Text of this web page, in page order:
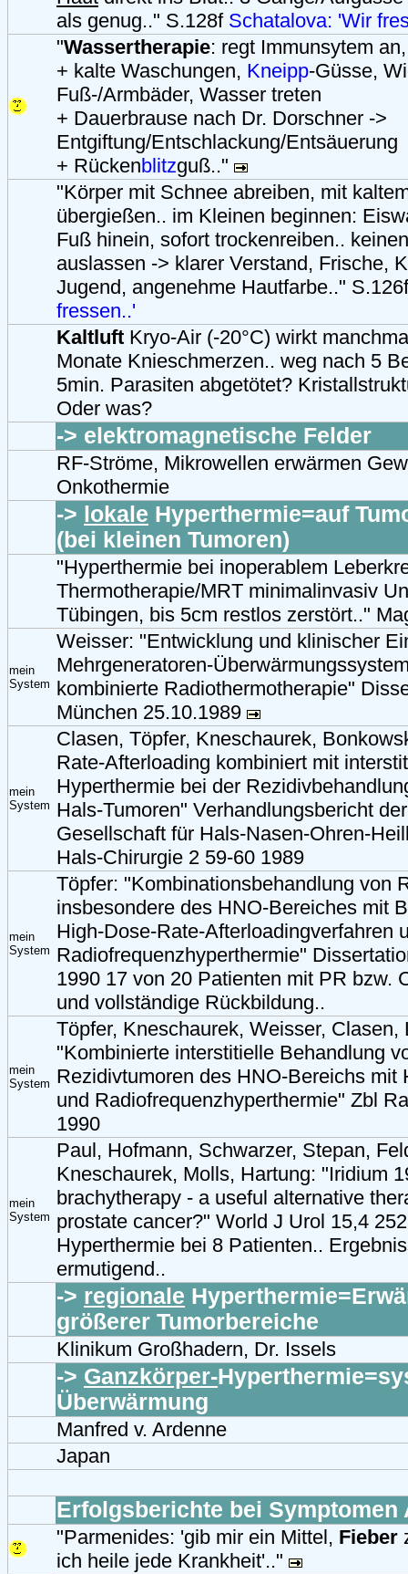
als genug.." S.128f Schatalova: 'Wir
"Wassertherapie: regt Immunsytem
+ kalte Waschungen, Kneipp-Güsse,
Fuß-/Armbäder, Wasser treten
+ Dauerbrause nach Dr. Dorschner ->
Entgiftung/Entschlackung/Entsäuerung
+ Rückenblitzguß.."
"Körper mit Schnee abreiben, mit
übergießen.. im Kleinen beginnen:
Fuß hinein, sofort trockenreiben..
auslassen -> klarer Verstand, Frische,
Jugend, angenehme Hautfarbe.."
fressen..'
Kaltluft Kryo-Air (-20°C) wirkt
Monate Knieschmerzen.. weg nach 5
5min. Parasiten abgetötet?
Oder was?
-> elektromagnetische Felder
RF-Ströme, Mikrowellen erwärmen
Onkothermie
-> lokale Hyperthermie=auf
(bei kleinen Tumoren)
"Hyperthermie bei inoperablem
Thermotherapie/MRT minimalinvasiv
Tübingen, bis 5cm restlos zerstört.."
mein
System
Weisser: "Entwicklung und klinischer
Mehrgeneratoren-
kombinierte Radiothermotherapie"
München 25.10.1989
mein
System
Clasen, Töpfer, Kneschaurek,
Rate-Afterloading kombiniert mit
Hyperthermie bei der
Hals-Tumoren" Verhandlungsbericht
Gesellschaft für Hals-Nasen-Ohren-
Hals-Chirurgie 2 59-60 1989
mein
System
Töpfer: "Kombinationsbehandlung von
insbesondere des HNO-Bereiches mit
High-Dose-Rate-Afterloadingverfahren
Radiofrequenzhyperthermie"
1990 17 von 20 Patienten mit PR bzw.
und vollständige Rückbildung..
mein
System
Töpfer, Kneschaurek, Weisser, Clasen,
"Kombinierte interstitielle Behandlung
Rezidivtumoren des HNO-Bereichs mit
und Radiofrequenzhyperthermie" Zbl
1990
mein
System
Paul, Hofmann, Schwarzer, Stepan,
Kneschaurek, Molls, Hartung: "Iridium
brachytherapy - a useful alternative
prostate cancer?" World J Urol 15,4
Hyperthermie bei 8 Patienten..
ermutigend..
-> regionale
größerer Tumorbereiche
Klinikum Großhadern, Dr. Issels
-> Ganzkörper-
Überwärmung
Manfred v. Ardenne
Japan
Erfolgsberichte bei Symptomen
"Parmenides: 'gib mir ein Mittel, Fieber
ich heile jede Krankheit'.."